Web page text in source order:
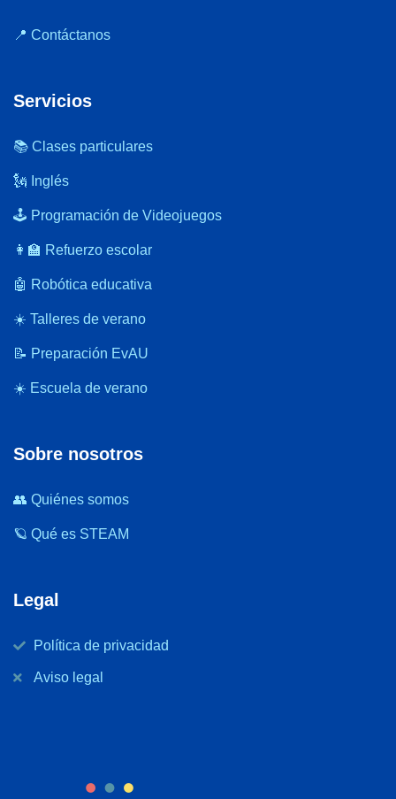
📍 Contáctanos
Servicios
📚 Clases particulares
🗽 Inglés
🕹️ Programación de Videojuegos
👩‍🏫 Refuerzo escolar
🤖 Robótica educativa
☀️ Talleres de verano
📝 Preparación EvAU
☀️ Escuela de verano
Sobre nosotros
👥 Quiénes somos
🪐 Qué es STEAM
Legal
Política de privacidad
Aviso legal